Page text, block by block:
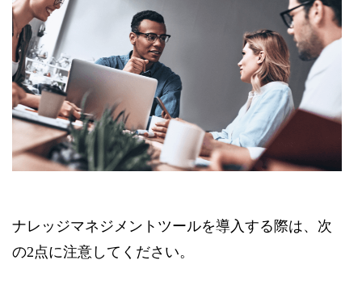
ナレッジマネジメントツールを導入する際は、次
の2点に注意してください。